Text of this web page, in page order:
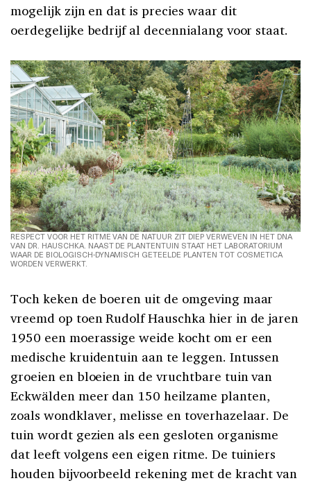
mogelijk zijn en dat is precies waar dit
oerdegelijke bedrijf al decennialang voor staat.
RESPECT VOOR HET RITME VAN DE NATUUR ZIT DIEP VERWEVEN IN HET DNA
VAN DR. HAUSCHKA. NAAST DE PLANTENTUIN STAAT HET LABORATORIUM
WAAR DE BIOLOGISCH-DYNAMISCH GETEELDE PLANTEN TOT COSMETICA
WORDEN VERWERKT.
Toch keken de boeren uit de omgeving maar
vreemd op toen Rudolf Hauschka hier in de jaren
1950 een moerassige weide kocht om er een
medische kruidentuin aan te leggen. Intussen
groeien en bloeien in de vruchtbare tuin van
Eckwälden meer dan 150 heilzame planten,
zoals wondklaver, melisse en toverhazelaar. De
tuin wordt gezien als een gesloten organisme
dat leeft volgens een eigen ritme. De tuiniers
houden bijvoorbeeld rekening met de kracht van